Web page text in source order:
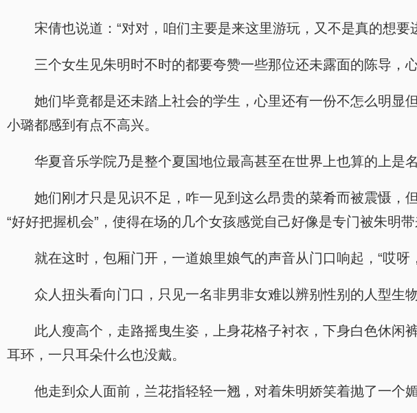
宋倩也说道：“对对，咱们主要是来这里游玩，又不是真的想要
三个女生见朱明时不时的都要夸赞一些那位还未露面的陈导，
她们毕竟都是还未踏上社会的学生，心里还有一份不怎么明显
小璐都感到有点不高兴。
华夏音乐学院乃是整个夏国地位最高甚至在世界上也算的上是
她们刚才只是见识不足，咋一见到这么昂贵的菜肴而被震慑，
“好好把握机会”，使得在场的几个女孩感觉自己好像是专门被朱明
就在这时，包厢门开，一道娘里娘气的声音从门口响起，“哎
众人扭头看向门口，只见一名非男非女难以辨别性别的人型生
此人瘦高个，走路摇曳生姿，上身花格子衬衣，下身白色休
耳环，一只耳朵什么也没戴。
他走到众人面前，兰花指轻轻一翘，对着朱明娇笑着抛了一个